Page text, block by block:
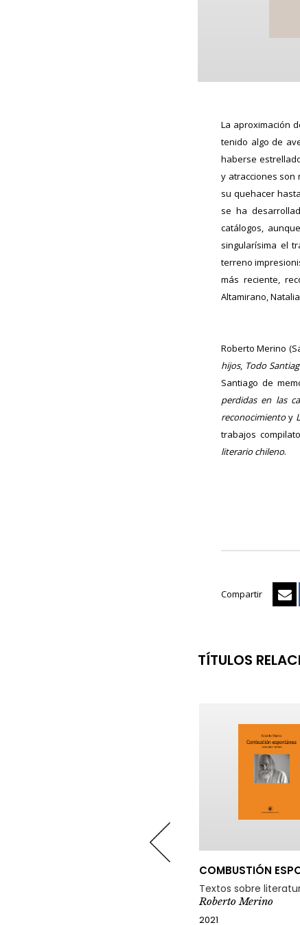
La aproximación
tenido algo de
haberse
y atracciones son
su quehacer
se ha
catálogos,
singularísima el
terreno
más reciente,
Altamirano,
Roberto Merino
hijos, Todo
Santiago de
perdidas en las
reconocimientoy
trabajos
literario chileno.
Compartir
TÍTULOS
LUCES DE
Ensayos sobre